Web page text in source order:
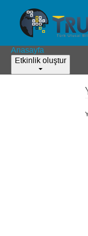
Anasayfa
Etkinlik oluştur